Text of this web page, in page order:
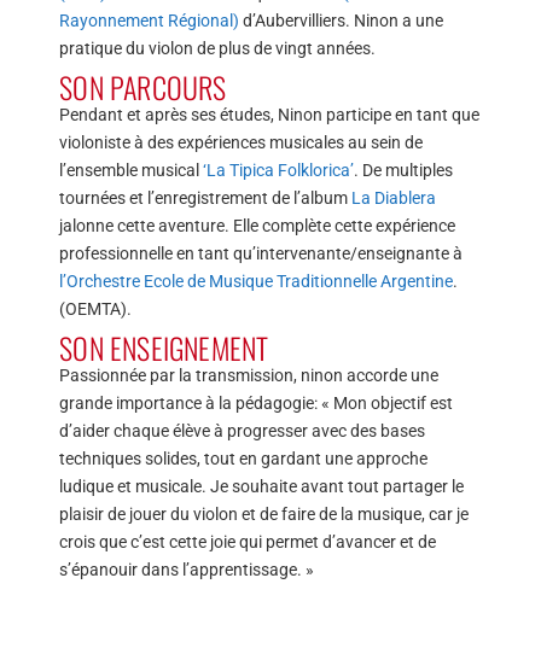
Rayonnement Régional) d’Aubervilliers. Ninon a une
pratique du violon de plus de vingt années.
SON PARCOURS
Pendant et après ses études, Ninon participe en tant que
violoniste à des expériences musicales au sein de
l’ensemble musical‘La Tipica Folklorica’. De multiples
tournées et l’enregistrement de l’album La Diablera
jalonne cette aventure. Elle complète cette expérience
professionnelle en tant qu’intervenante/enseignante à
l’Orchestre Ecole de Musique Traditionnelle Argentine.
(OEMTA).
SON ENSEIGNEMENT
Passionnée par la transmission, ninon accorde une
grande importance à la pédagogie: « Mon objectif est
d’aider chaque élève à progresser avec des bases
techniques solides, tout en gardant une approche
ludique et musicale. Je souhaite avant tout partager le
plaisir de jouer du violon et de faire de la musique, car je
crois que c’est cette joie qui permet d’avancer et de
s’épanouir dans l’apprentissage. »